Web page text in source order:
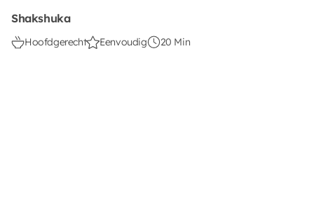
Shakshuka
Hoofdgerecht Eenvoudig 20 Min